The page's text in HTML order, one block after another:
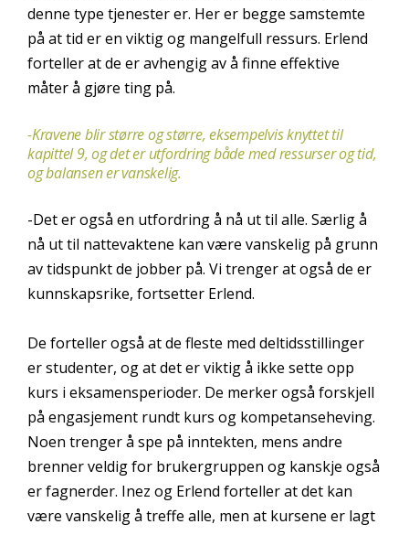
denne type tjenester er. Her er begge samstemte
på at tid er en viktig og mangelfull ressurs. Erlend
forteller at de er avhengig av å finne effektive
måter å gjøre ting på.
-Kravene blir større og større, eksempelvis knyttet til
kapittel 9, og det er utfordring både med ressurser og tid,
og balansen er vanskelig.
-Det er også en utfordring å nå ut til alle. Særlig å
nå ut til nattevaktene kan være vanskelig på grunn
av tidspunkt de jobber på. Vi trenger at også de er
kunnskapsrike, fortsetter Erlend.
De forteller også at de fleste med deltidsstillinger
er studenter, og at det er viktig å ikke sette opp
kurs i eksamensperioder. De merker også forskjell
på engasjement rundt kurs og kompetanseheving.
Noen trenger å spe på inntekten, mens andre
brenner veldig for brukergruppen og kanskje også
er fagnerder. Inez og Erlend forteller at det kan
være vanskelig å treffe alle, men at kursene er lagt